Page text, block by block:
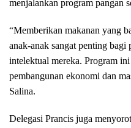
menjalankan program pangan
“Memberikan makanan yang
anak-anak sangat penting bagi
intelektual mereka. Program
pembangunan ekonomi dan
Salina.
Delegasi Prancis juga